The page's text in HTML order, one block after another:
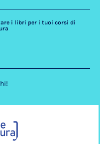
i libri per i tuoi corsi di